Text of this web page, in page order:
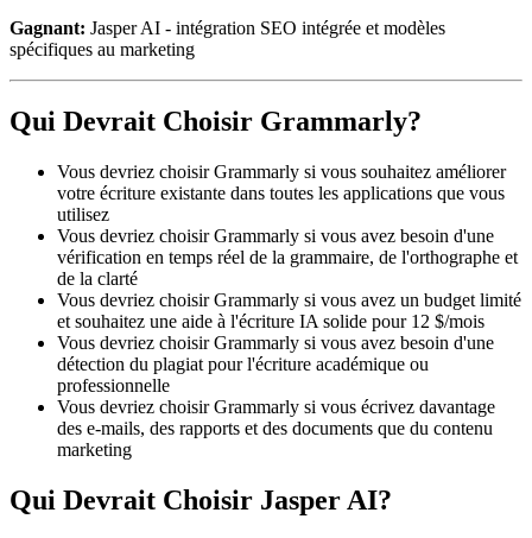
Gagnant: Jasper AI - intégration SEO intégrée et modèles
spécifiques au marketing
Qui Devrait Choisir Grammarly?
Vous devriez choisir Grammarly si vous souhaitez améliorer
votre écriture existante dans toutes les applications que vous
utilisez
Vous devriez choisir Grammarly si vous avez besoin d'une
vérification en temps réel de la grammaire, de l'orthographe et
de la clarté
Vous devriez choisir Grammarly si vous avez un budget limité
et souhaitez une aide à l'écriture IA solide pour 12 $/mois
Vous devriez choisir Grammarly si vous avez besoin d'une
détection du plagiat pour l'écriture académique ou
professionnelle
Vous devriez choisir Grammarly si vous écrivez davantage
des e-mails, des rapports et des documents que du contenu
marketing
Qui Devrait Choisir Jasper AI?